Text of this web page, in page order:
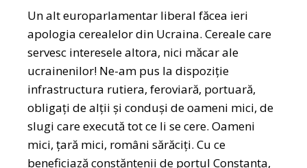
Un alt europarlamentar liberal făcea ieri
apologia cerealelor din Ucraina. Cereale care
servesc interesele altora, nici măcar ale
ucrainenilor! Ne-am pus la dispoziție
infrastructura rutiera, feroviară, portuară,
obligați de alții și conduși de oameni mici, de
slugi care execută tot ce li se cere. Oameni
mici, țară mici, români sărăciți. Cu ce
beneficiază constănțenii de portul Constanța,